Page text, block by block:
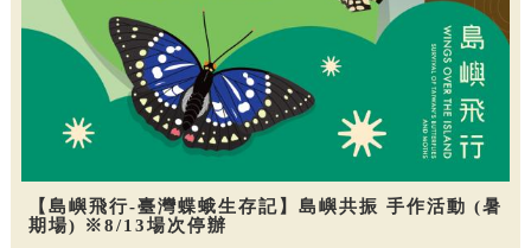
【島嶼飛行-臺灣蝶蛾生存記】島嶼共振 手作活動 (暑
期場) ※8/13場次停辦